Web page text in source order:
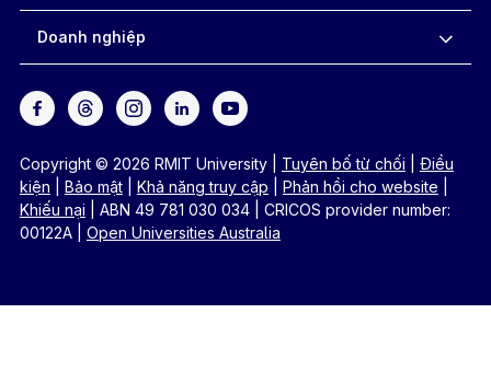
Doanh nghiệp
Copyright © 2026 RMIT University Tuyên bố từ chối
Điều
kiện
Bảo mật| Khả năng truy cập Phản hồi cho website
Khiếu nại
ABN 49 781 030 034
CRICOS provider number:
00122A
Open Universities Australia